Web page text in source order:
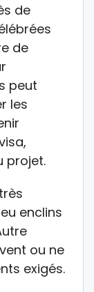
de
de
peut
les
projet.
enclins
ou ne
exigés.